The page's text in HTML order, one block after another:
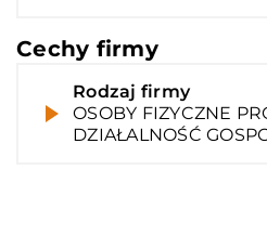
Cechy firmy
Rodzaj firmy
OSOBY FIZYCZNE
DZIAŁALNOŚĆ